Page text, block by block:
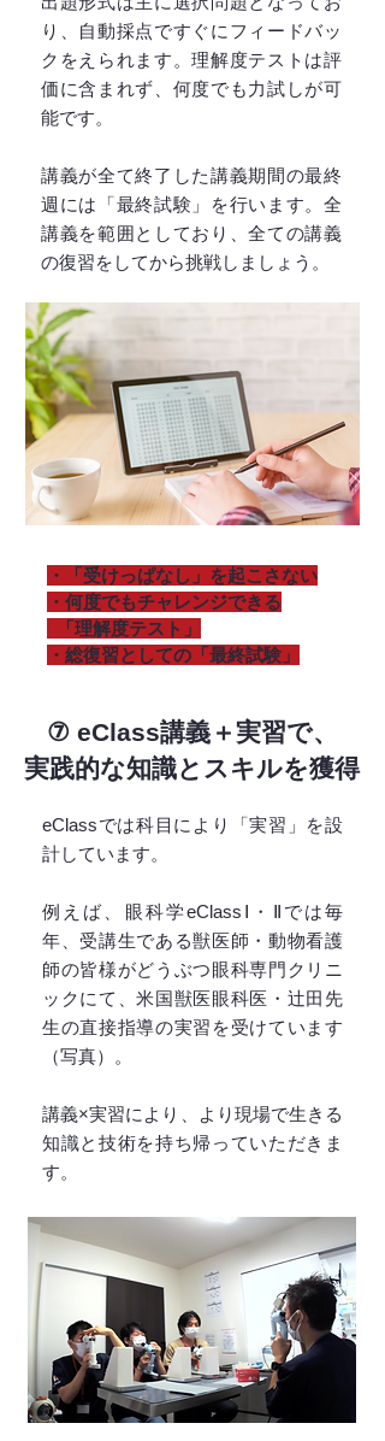
り、自動採点ですぐにフィードバッ
クをえられます。理解度テストは評
価に含まれず、何度でも力試しが可
能です。
講義が全て終了した講義期間の最終
週には「最終試験」を行います。全
講義を範囲としており、全ての講義
の復習をしてから挑戦しましょう。
・「受けっぱなし」を起こさない
・何度でもチャレンジできる
「理解度テスト」
・総復習としての「最終試験」
⑦ eClass講義＋実習で、
実践的な知識とスキルを獲得
eClassでは科目により「実習」を設
計しています。
例えば、眼科学eClassⅠ・Ⅱでは毎
年、受講生である獣医師・動物看護
師の皆様がどうぶつ眼科専門クリニ
ックにて、米国獣医眼科医・辻田先
生の直接指導の実習を受けています
（写真）。
講義×実習により、より現場で生きる
知識と技術を持ち帰っていただきま
す。